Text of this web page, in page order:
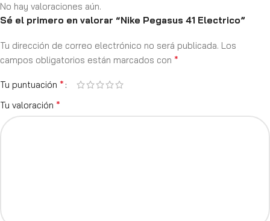
No hay valoraciones aún.
Sé el primero en valorar “Nike Pegasus 41 Electrico”
Tu dirección de correo electrónico no será publicada. Los
campos obligatorios están marcados con *
Tu puntuación *
Tu valoración *